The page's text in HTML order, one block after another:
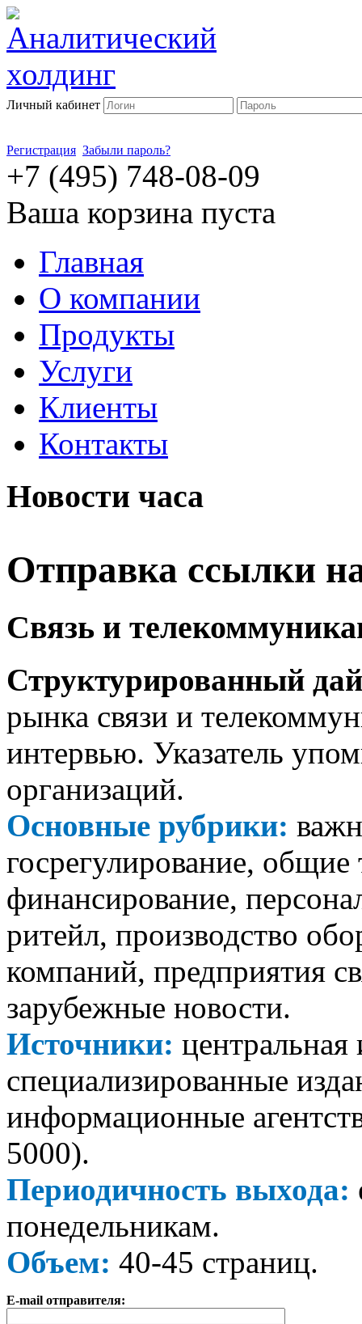
Личный кабинет
Регистрация Забыли пароль?
+7 (495) 748-08-09
Ваша корзина пуста
Главная
О компании
Продукты
Услуги
Клиенты
Контакты
Новости часа
Отправка ссылки
Связь и
Структурированный
рынка связи и
интервью. Указатель
организаций.
Основные рубрики:
госрегулирование, общие
финансирование,
ритейл, производство
компаний, предприятия
зарубежные новости.
Источники: центральная
специализированные
информационные
5000).
Периодичность выхода:
понедельникам.
Объем: 40-45 страниц.
E-mail отправителя: